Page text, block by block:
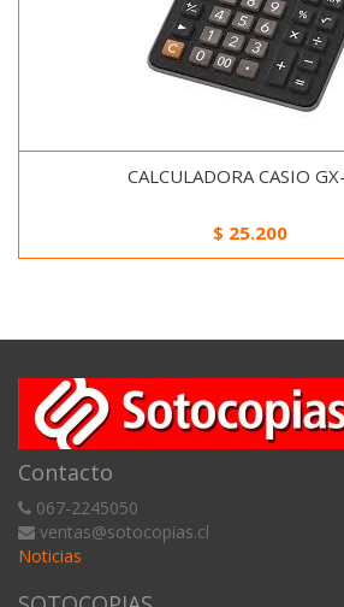
CALCULADORA CASIO
$ 25.200
Contacto
067-2245050
ventas@sotocopias.cl
Noticias